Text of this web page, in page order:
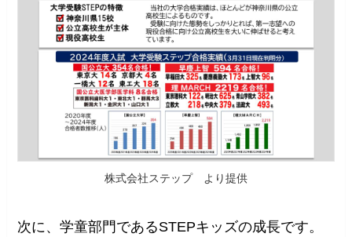
株式会社ステップ より提供
次に、学童部門であるSTEPキッズの成長です。